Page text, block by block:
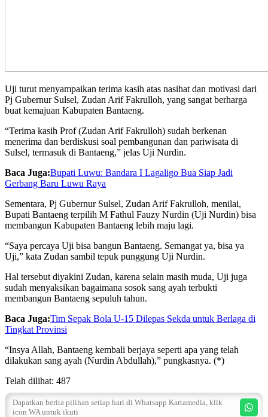
Uji turut menyampaikan terima kasih atas nasihat dan motivasi dari
Pj Gubernur Sulsel, Zudan Arif Fakrulloh, yang sangat berharga
buat kemajuan Kabupaten Bantaeng.
“Terima kasih Prof (Zudan Arif Fakrulloh) sudah berkenan
menerima dan berdiskusi soal pembangunan dan pariwisata di
Sulsel, termasuk di Bantaeng,” jelas Uji Nurdin.
Baca Juga:Bupati Luwu: Bandara I Lagaligo Bua Siap Jadi
Gerbang Baru Luwu Raya
Sementara, Pj Gubernur Sulsel, Zudan Arif Fakrulloh, menilai,
Bupati Bantaeng terpilih M Fathul Fauzy Nurdin (Uji Nurdin) bisa
membangun Kabupaten Bantaeng lebih maju lagi.
“Saya percaya Uji bisa bangun Bantaeng. Semangat ya, bisa ya
Uji,” kata Zudan sambil tepuk punggung Uji Nurdin.
Hal tersebut diyakini Zudan, karena selain masih muda, Uji juga
sudah menyaksikan bagaimana sosok sang ayah terbukti
membangun Bantaeng sepuluh tahun.
Baca Juga:Tim Sepak Bola U-15 Dilepas Sekda untuk Berlaga di
Tingkat Provinsi
“Insya Allah, Bantaeng kembali berjaya seperti apa yang telah
dilakukan sang ayah (Nurdin Abdullah),” pungkasnya. (*)
Telah dilihat: 487
Dapatkan berita pilihan setiap hari di Whatsapp Kartamedia, klik
icon WA untuk ikuti